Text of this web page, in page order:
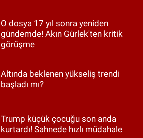
O dosya 17 yıl sonra yeniden
gündemde! Akın Gürlek'ten kritik
görüşme
Altında beklenen yükseliş trendi
başladı mı?
Trump küçük çocuğu son anda
kurtardı! Sahnede hızlı müdahale